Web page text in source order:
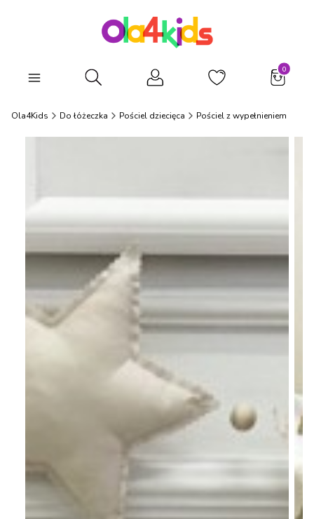
Otwórz wyszukiwarkę
Ola4Kids Do łóżeczka Pościel dziecięca Pościel z wypełnieniem